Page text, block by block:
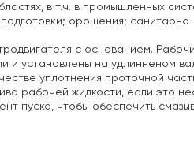
в т.ч. в промышленных
орошения;
с основанием.
установлены на удлинненом
уплотнения проточной
рабочей жидкости, если это
пуска, чтобы обеспечить